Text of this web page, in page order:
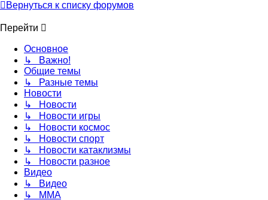
Вернуться к списку форумов
Перейти
Основное
↳ Важно!
Общие темы
↳ Разные темы
Новости
↳ Новости
↳ Новости игры
↳ Новости космос
↳ Новости спорт
↳ Новости катаклизмы
↳ Новости разное
Видео
↳ Видео
↳ ММА